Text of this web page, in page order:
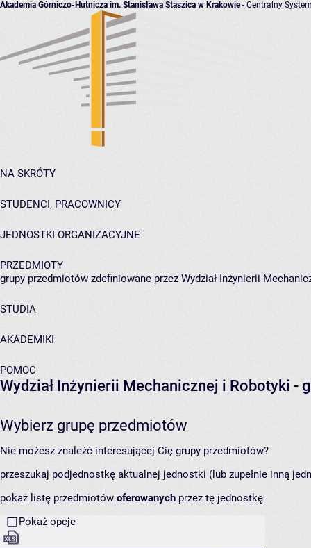
Akademia Górniczo-Hutnicza im. Stanisława Staszica w Krakowie- Centralny
NA SKRÓTY
STUDENCI, PRACOWNICY
JEDNOSTKI ORGANIZACYJNE
PRZEDMIOTY
grupy przedmiotów zdefiniowane przez Wydział Inżynierii
STUDIA
AKADEMIKI
POMOC
Wydział Inżynierii Mechanicznej i Robotyki -
Wybierz grupę przedmiotów
Nie możesz znaleźć interesującej Cię grupy przedmiotów?
przeszukaj podjednostkę aktualnej jednostki (lub zupełnie inną
pokaż listę przedmiotów oferowanych przez tę jednostkę
Pokaż opcje